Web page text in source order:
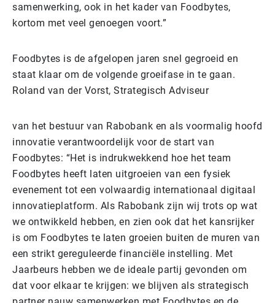
samenwerking, ook in het kader van Foodbytes,
kortom met veel genoegen voort.”
Foodbytes is de afgelopen jaren snel gegroeid en
staat klaar om de volgende groeifase in te gaan.
Roland van der Vorst, Strategisch Adviseur
van het bestuur van Rabobank en als voormalig hoofd
innovatie verantwoordelijk voor de start van
Foodbytes: “Het is indrukwekkend hoe het team
Foodbytes heeft laten uitgroeien van een fysiek
evenement tot een volwaardig internationaal digitaal
innovatieplatform. Als Rabobank zijn wij trots op wat
we ontwikkeld hebben, en zien ook dat het kansrijker
is om Foodbytes te laten groeien buiten de muren van
een strikt gereguleerde financiële instelling. Met
Jaarbeurs hebben we de ideale partij gevonden om
dat voor elkaar te krijgen: we blijven als strategisch